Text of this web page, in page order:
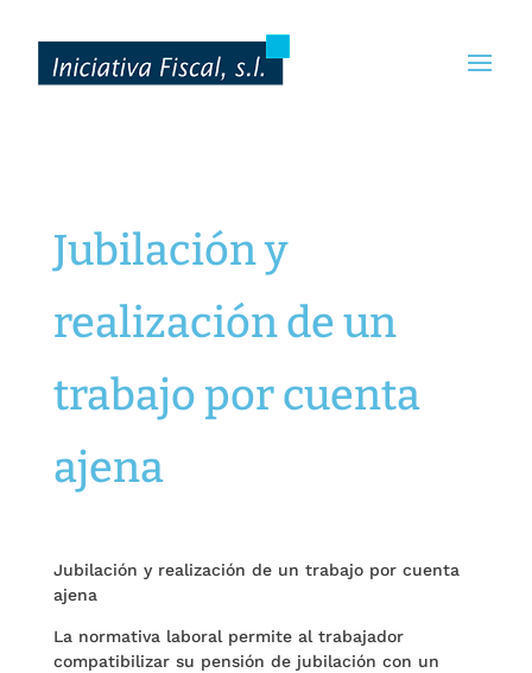
Jubilación y
realización de un
trabajo por cuenta
ajena
Jubilación y realización de un trabajo por cuenta
ajena
La normativa laboral permite al trabajador
compatibilizar su pensión de jubilación con un